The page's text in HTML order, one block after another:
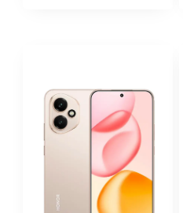
tiene
múltiples
variantes.
pueden